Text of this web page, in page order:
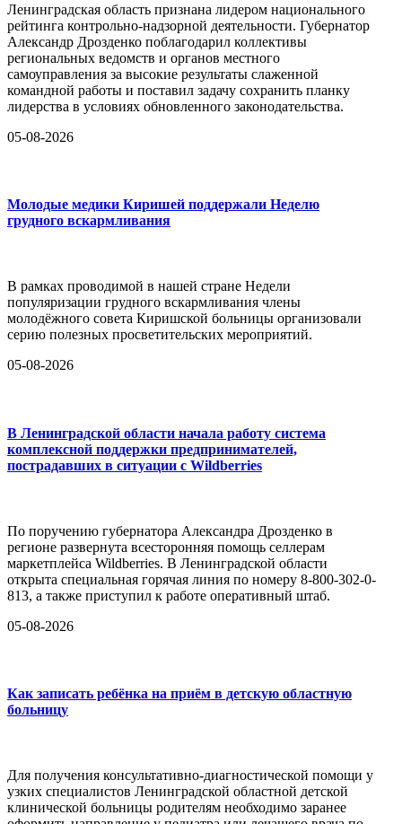
Ленинградская область признана лидером национального
рейтинга контрольно-надзорной деятельности. Губернатор
Александр Дрозденко поблагодарил коллективы
региональных ведомств и органов местного
самоуправления за высокие результаты слаженной
командной работы и поставил задачу сохранить планку
лидерства в условиях обновленного законодательства.
05-08-2026
Молодые медики Киришей поддержали Неделю
грудного вскармливания
В рамках проводимой в нашей стране Недели
популяризации грудного вскармливания члены
молодёжного совета Киришской больницы организовали
серию полезных просветительских мероприятий.
05-08-2026
В Ленинградской области начала работу система
комплексной поддержки предпринимателей,
пострадавших в ситуации с Wildberries
По поручению губернатора Александра Дрозденко в
регионе развернута всесторонняя помощь селлерам
маркетплейса Wildberries. В Ленинградской области
открыта специальная горячая линия по номеру 8-800-302-0-
813, а также приступил к работе оперативный штаб.
05-08-2026
Как записать ребёнка на приём в детскую областную
больницу
Для получения консультативно-диагностической помощи у
узких специалистов Ленинградской областной детской
клинической больницы родителям необходимо заранее